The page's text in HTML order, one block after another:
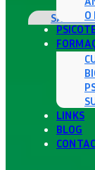
O
LINKS
BLOG
SABER